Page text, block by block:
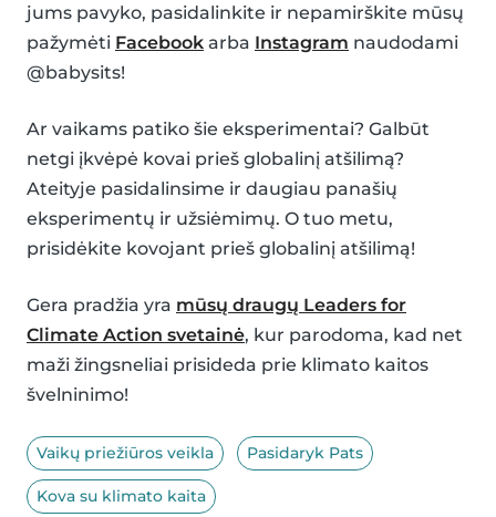
jums pavyko, pasidalinkite ir nepamirškite mūsų
pažymėti Facebook arba Instagram naudodami
@babysits!
Ar vaikams patiko šie eksperimentai? Galbūt
netgi įkvėpė kovai prieš globalinį atšilimą?
Ateityje pasidalinsime ir daugiau panašių
eksperimentų ir užsiėmimų. O tuo metu,
prisidėkite kovojant prieš globalinį atšilimą!
Gera pradžia yra mūsų draugų Leaders for
Climate Action svetainė, kur parodoma, kad net
maži žingsneliai prisideda prie klimato kaitos
švelninimo!
Vaikų priežiūros veikla Pasidaryk Pats
Kova su klimato kaita